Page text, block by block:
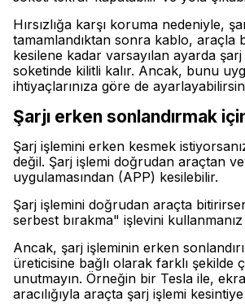
Hırsızlığa karşı koruma nedeniyle,
tamamlandıktan sonra kablo, araçla
kesilene kadar varsayılan ayarda şarj
soketinde kilitli kalır. Ancak, bunu
ihtiyaçlarınıza göre de
Şarjı erken sonlandırmak
Şarj işlemini erken kesmek
değil. Şarj işlemi doğrudan araçtan
uygulamasından (APP) kesilebilir.
Şarj işlemini doğrudan araçta
serbest bırakma" işlevini
Ancak, şarj işleminin erken
üreticisine bağlı olarak farklı şekilde
unutmayın. Örneğin bir Tesla ile,
aracılığıyla araçta şarj işlemi kesintiye